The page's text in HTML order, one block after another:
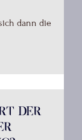
dann die
der